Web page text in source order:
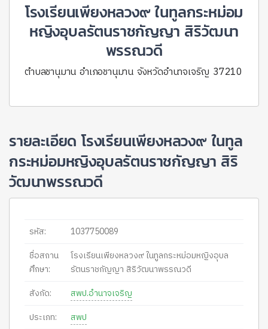
โรงเรียนเพียงหลวง๙ ในทูลกระหม่อม
หญิงอุบลรัตนราชกัญญา สิริวัฒนา
พรรณวดี
ตำบลชานุมาน อำเภอชานุมาน จังหวัดอำนาจเจริญ 37210
รายละเอียด โรงเรียนเพียงหลวง๙ ในทูล
กระหม่อมหญิงอุบลรัตนราชกัญญา สิริ
วัฒนาพรรณวดี
รหัส:
1037750089
ชื่อสถาน
ศึกษา:
โรงเรียนเพียงหลวง๙ ในทูลกระหม่อมหญิงอุบล
รัตนราชกัญญา สิริวัฒนาพรรณวดี
สังกัด:
สพป.อำนาจเจริญ
ประเภท:
สพป